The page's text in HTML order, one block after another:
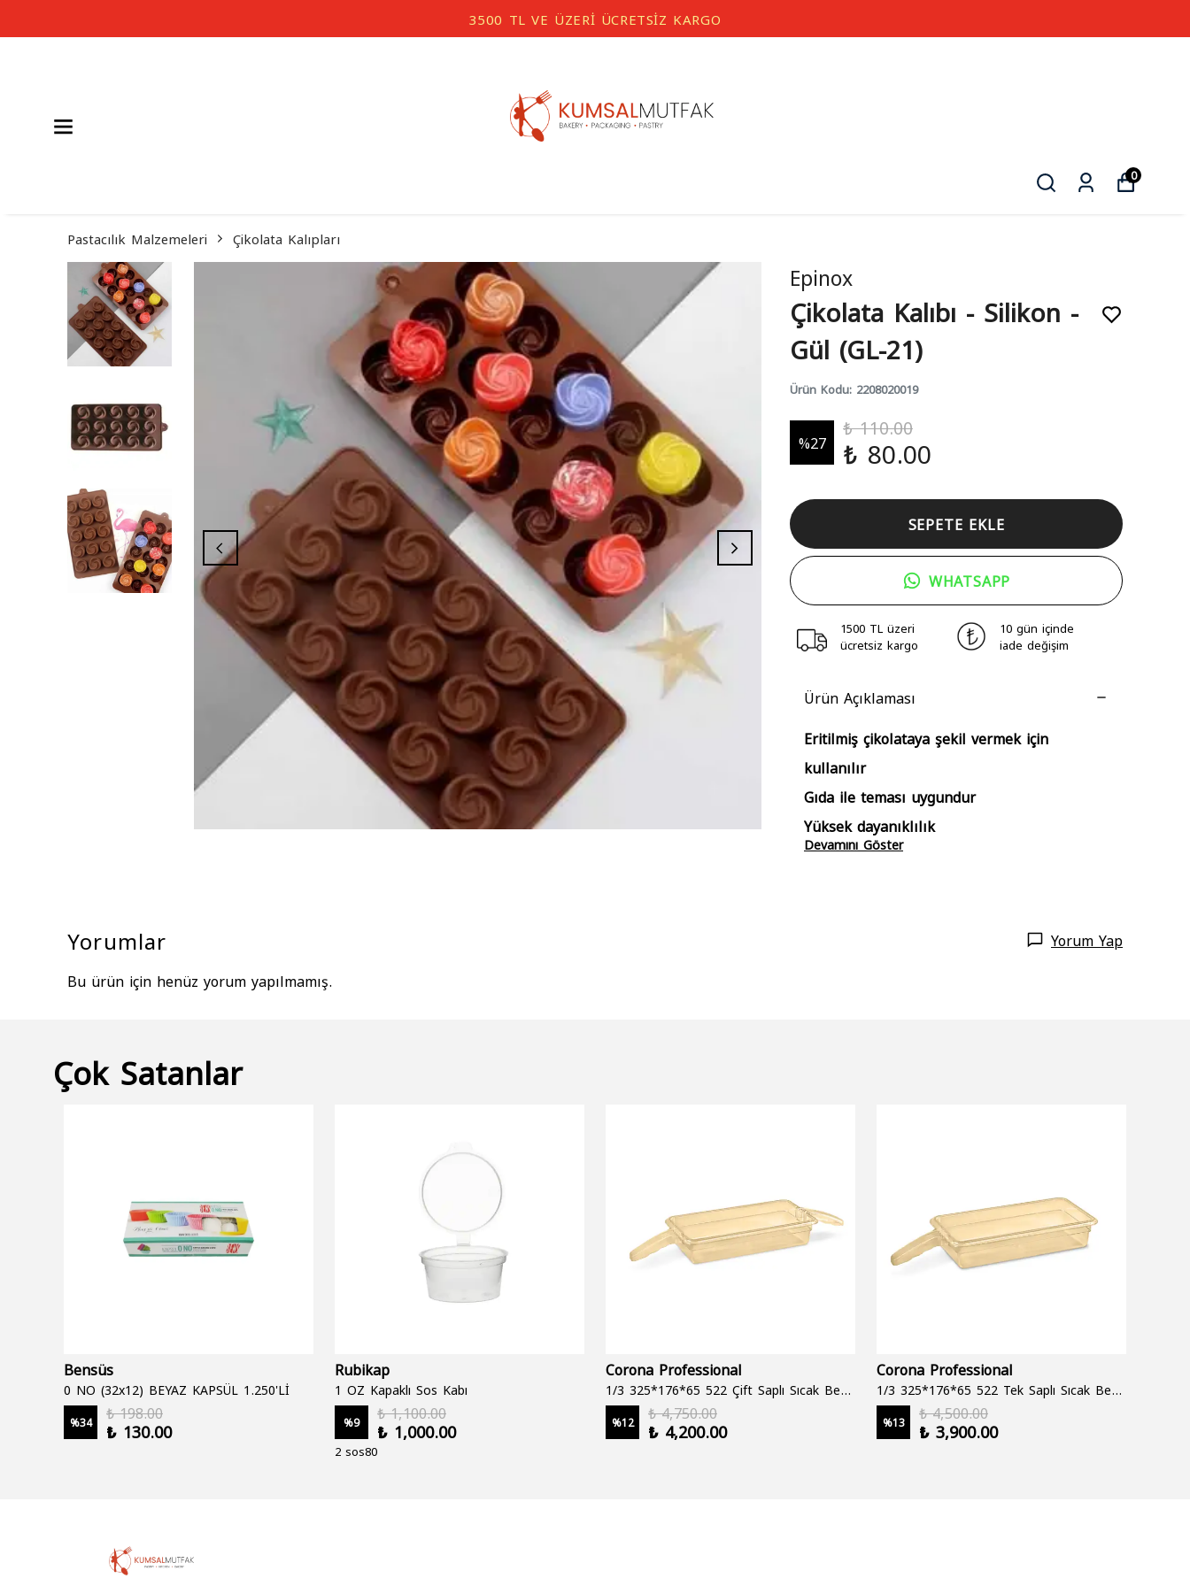
3500 TL VE ÜZERİ ÜCRETSİZ KARGO
0
Pastacılık Malzemeleri Çikolata Kalıpları
Epinox
Çikolata Kalıbı - Silikon -
Gül (GL-21)
Ürün Kodu: 2208020019
%27
₺ 110.00
₺ 80.00
SEPETE EKLE
WHATSAPP
1500 TL üzeri
ücretsiz kargo
10 gün içinde
iade değişim
Ürün Açıklaması
Eritilmiş çikolataya şekil vermek için
kullanılır
Gıda ile teması uygundur
Yüksek dayanıklılık
Devamını Göster
Yorumlar Yorum Yap
Bu ürün için henüz yorum yapılmamış.
Çok Satanlar
Bensüs
0 NO (32x12) BEYAZ KAPSÜL 1.250'Lİ
%34
₺ 198.00
₺ 130.00
Rubikap
1 OZ Kapaklı Sos Kabı
%9
₺ 1,100.00
₺ 1,000.00
2 sos80
Corona Professional
1/3 325*176*65 522 Çift Saplı Sıcak Bekletme Tepsisi
%12
₺ 4,750.00
₺ 4,200.00
Corona Professional
1/3 325*176*65 522 Tek Saplı Sıcak Bekletme Tepsisi
%13
₺ 4,500.00
₺ 3,900.00